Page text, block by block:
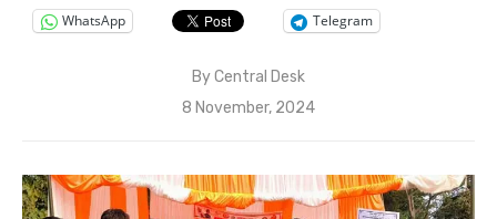
WhatsApp Telegram
ByCentral Desk
Posted
8 November, 2024